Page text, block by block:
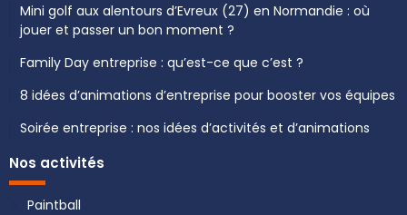
Mini golf aux alentours d’Evreux (27) en Normandie : où
jouer et passer un bon moment ?
Family Day entreprise : qu’est-ce que c’est ?
8 idées d’animations d’entreprise pour booster vos équipes
Soirée entreprise : nos idées d’activités et d’animations
Nos activités
Paintball